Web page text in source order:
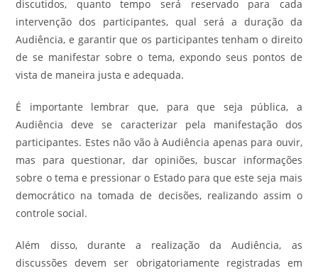
discutidos, quanto tempo será reservado para cada
intervenção dos participantes, qual será a duração da
Audiência, e garantir que os participantes tenham o direito
de se manifestar sobre o tema, expondo seus pontos de
vista de maneira justa e adequada.
É importante lembrar que, para que seja pública, a
Audiência deve se caracterizar pela manifestação dos
participantes. Estes não vão à Audiência apenas para ouvir,
mas para questionar, dar opiniões, buscar informações
sobre o tema e pressionar o Estado para que este seja mais
democrático na tomada de decisões, realizando assim o
controle social.
Além disso, durante a realização da Audiência, as
discussões devem ser obrigatoriamente registradas em